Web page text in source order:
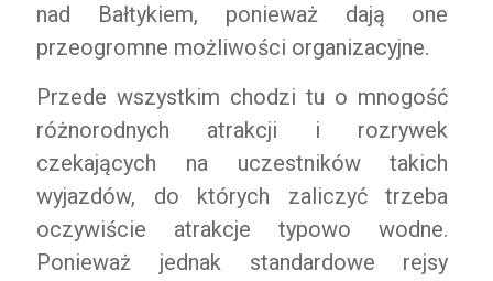
nad Bałtykiem, ponieważ dają one
przeogromne możliwości organizacyjne.
Przede wszystkim chodzi tu o mnogość
różnorodnych atrakcji i rozrywek
czekających na uczestników takich
wyjazdów, do których zaliczyć trzeba
oczywiście atrakcje typowo wodne.
Ponieważ jednak standardowe rejsy